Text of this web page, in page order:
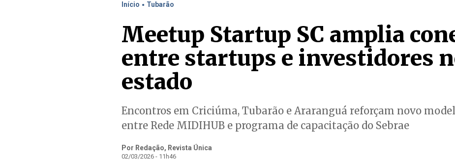
Início Tubarão
Meetup Startup SC amplia
entre startups e investidores
estado
Encontros em Criciúma, Tubarão e Araranguá reforçam novo
entre Rede MIDIHUB e programa de capacitação do Sebrae
Por Redação, Revista Única
02/03/2026 - 11h46